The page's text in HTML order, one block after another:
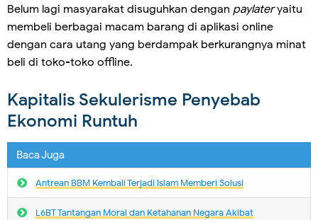
Belum lagi masyarakat disuguhkan dengan paylateryaitu
membeli berbagai macam barang di aplikasi online
dengan cara utang yang berdampak berkurangnya minat
beli di toko-toko offline.
Kapitalis Sekulerisme Penyebab
Ekonomi Runtuh
Baca Juga
Antrean BBM Kembali Terjadi lslam Memberi Solusi
L6BT Tantangan Moral dan Ketahanan Negara Akibat